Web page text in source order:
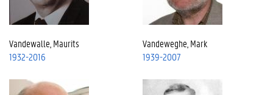
Vandewalle, Maurits
1932-2016
Vandeweghe, Mark
1939-2007